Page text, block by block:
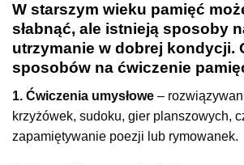
W starszym wieku pamięć
słabnąć, ale istnieją sposoby
utrzymanie w dobrej kondycji.
sposobów na ćwiczenie
1. Ćwiczenia umysłowe –
krzyżówek, sudoku, gier planszowych,
zapamiętywanie poezji lub rymowanek.